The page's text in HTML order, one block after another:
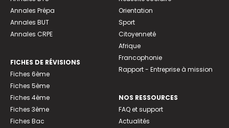
Annales Prépa
Annales BUT
Annales CRPE
FICHES DE RÉVISIONS
Fiches 6ème
Fiches 5ème
Fiches 4ème
Fiches 3ème
Fiches Bac
Orientation
Sport
Citoyenneté
Afrique
Francophonie
Rapport - Entreprise à mission
NOS RESSOURCES
FAQ et support
Actualités